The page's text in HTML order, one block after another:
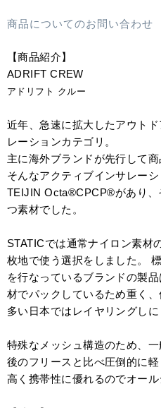
商品についてのお問い合わせ
【商品紹介】
ADRIFT CREW
アドリフト クルー
近年、急速に拡大したアウト
レーションカテゴリ。
主に海外ブランドが先行して
そんなアクティブインサレー
TEIJIN Octa®CPCP®があり、
つ素材でした。
STATICでは通常ナイロン素
枚地で使う選択をしました。
を行なっているブランドの製
材でパックしているため重く
多い日本ではレイヤリングしに
特殊なメッシュ構造のため、
後のフリースと比べ圧倒的に
高く携帯性に優れるのでオール